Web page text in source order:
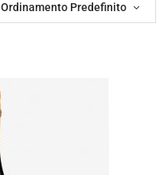
Ordinamento Predefinito